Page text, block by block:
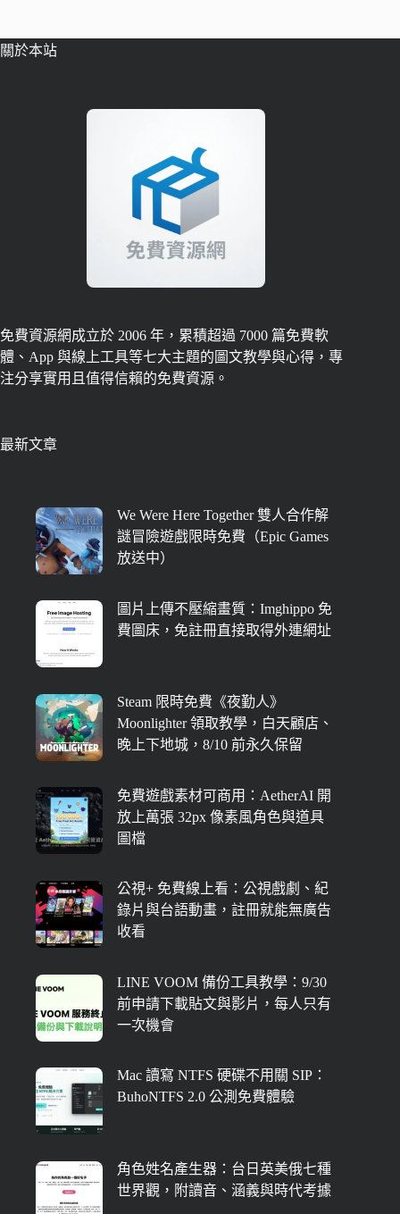
關於本站
免費資源網成立於 2006 年，累積超過 7000 篇免費軟
體、App 與線上工具等七大主題的圖文教學與心得，專
注分享實用且值得信賴的免費資源。
最新文章
We Were Here Together 雙人合作解
謎冒險遊戲限時免費（Epic Games
放送中）
圖片上傳不壓縮畫質：Imghippo 免
費圖床，免註冊直接取得外連網址
Steam 限時免費《夜勤人》
Moonlighter 領取教學，白天顧店、
晚上下地城，8/10 前永久保留
免費遊戲素材可商用：AetherAI 開
放上萬張 32px 像素風角色與道具
圖檔
公視+ 免費線上看：公視戲劇、紀
錄片與台語動畫，註冊就能無廣告
收看
LINE VOOM 備份工具教學：9/30
前申請下載貼文與影片，每人只有
一次機會
Mac 讀寫 NTFS 硬碟不用關 SIP：
BuhoNTFS 2.0 公測免費體驗
角色姓名產生器：台日英美俄七種
世界觀，附讀音、涵義與時代考據